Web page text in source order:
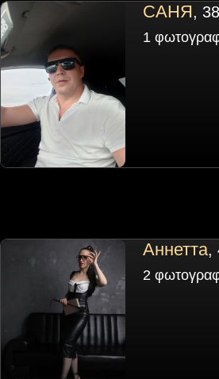
САНЯ, 38
1
Аннетта,
2